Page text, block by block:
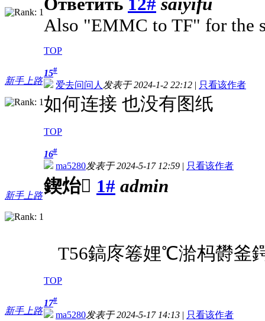
Also "EMMC to TF" for the
TOP
新手上路
15#
爱去问问人 发表于 2024-1-2 22:12 | 只看该作者
如何连接 也没有图纸
TOP
新手上路
16#
ma5280发表于 2024-5-17 12:59 | 只看该作者
鍥炲 1# admin
T56鎬庝箞娌℃湁杩欎釜
TOP
新手上路
17#
ma5280发表于 2024-5-17 14:13 | 只看该作者